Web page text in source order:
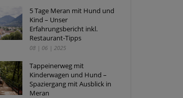
5 Tage Meran mit Hund und
Kind – Unser
Erfahrungsbericht inkl.
Restaurant-Tipps
08 | 06 | 2025
Tappeinerweg mit
Kinderwagen und Hund –
Spaziergang mit Ausblick in
Meran